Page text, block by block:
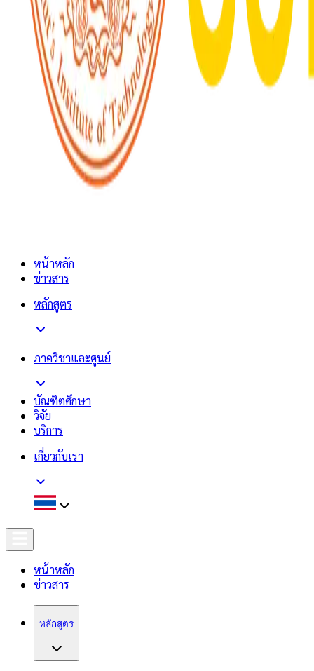
หน้าหลัก
ข่าวสาร
หลักสูตร
ภาควิชาและศูนย์
บัณฑิตศึกษา
วิจัย
บริการ
เกี่ยวกับเรา
หน้าหลัก
ข่าวสาร
หลักสูตร